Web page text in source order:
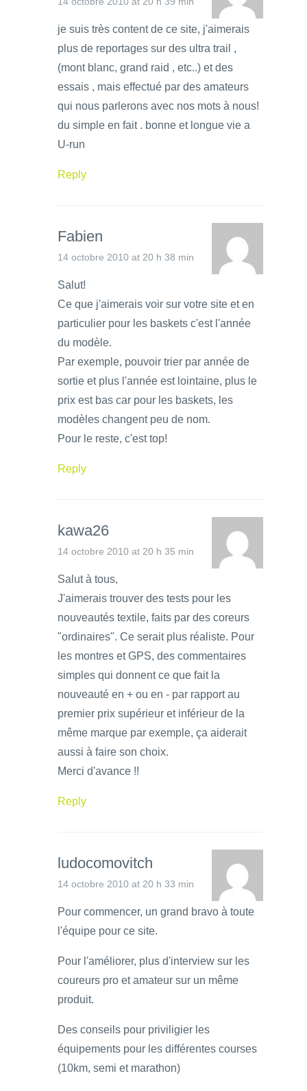
je suis très content de ce site, j'aimerais
plus de reportages sur des ultra trail ,
(mont blanc, grand raid , etc..) et des
essais , mais effectué par des amateurs
qui nous parlerons avec nos mots à nous!
du simple en fait . bonne et longue vie a
U-run
Reply
Fabien
14 octobre 2010 at 20 h 38 min
Salut!
Ce que j'aimerais voir sur votre site et en
particulier pour les baskets c'est l'année
du modèle.
Par exemple, pouvoir trier par année de
sortie et plus l'année est lointaine, plus le
prix est bas car pour les baskets, les
modèles changent peu de nom.
Pour le reste, c'est top!
Reply
kawa26
14 octobre 2010 at 20 h 35 min
Salut à tous,
J'aimerais trouver des tests pour les
nouveautés textile, faits par des coreurs
"ordinaires". Ce serait plus réaliste. Pour
les montres et GPS, des commentaires
simples qui donnent ce que fait la
nouveauté en + ou en - par rapport au
premier prix supérieur et inférieur de la
même marque par exemple, ça aiderait
aussi à faire son choix.
Merci d'avance !!
Reply
ludocomovitch
14 octobre 2010 at 20 h 33 min
Pour commencer, un grand bravo à toute
l'équipe pour ce site.
Pour l'améliorer, plus d'interview sur les
coureurs pro et amateur sur un même
produit.
Des conseils pour priviligier les
équipements pour les différentes courses
(10km, semi et marathon)